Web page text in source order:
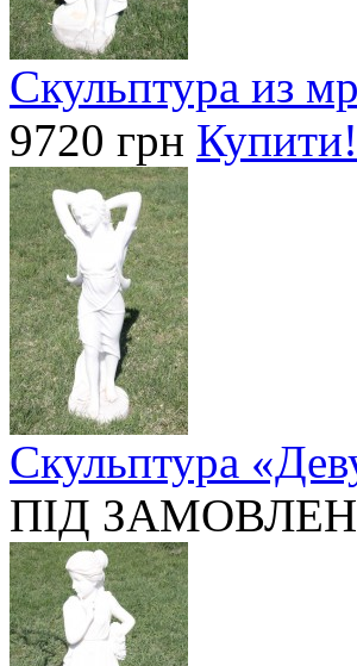
Скульптура из
9720 грн Купити!
Скульптура
ПІД